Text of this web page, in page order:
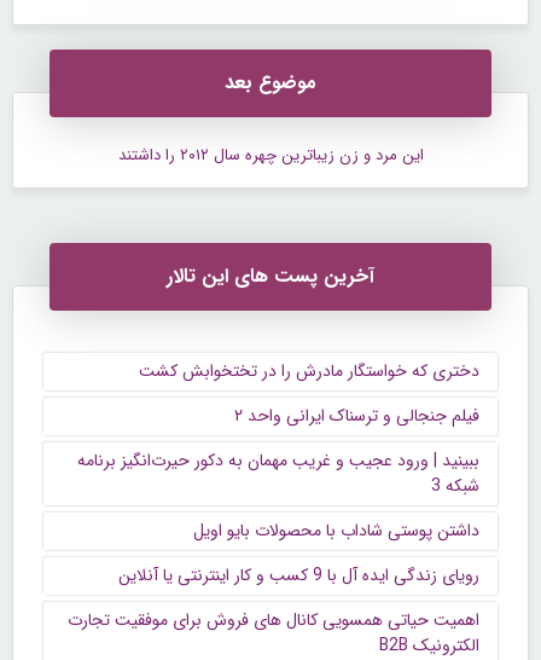
موضوع بعد
این مرد و زن زیباترین چهره سال ۲۰۱۲ را داشتند
آخرین پست های این تالار
دختری که خواستگار مادرش را در تختخوابش کشت
فیلم جنجالی و ترسناک ایرانی واحد ۲
ببینید | ورود عجیب و غریب مهمان به دکور حیرت‌انگیز برنامه
شبکه 3
داشتن پوستی شاداب با محصولات بایو اویل
رویای زندگی ایده آل با 9 کسب و کار اینترنتی یا آنلاین
اهمیت حیاتی همسویی کانال های فروش برای موفقیت تجارت
الکترونیک B2B